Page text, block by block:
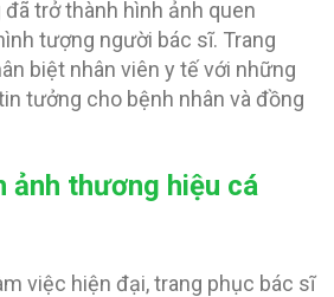
trở thành hình ảnh quen
tượng người bác sĩ. Trang
biệt nhân viên y tế với những
tưởng cho bệnh nhân và đồng
ảnh thương hiệu cá
việc hiện đại, trang phục bác sĩ